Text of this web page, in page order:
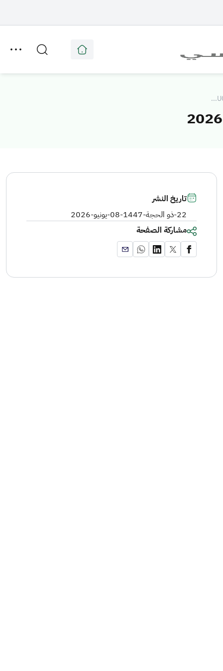
تاريخ النشر
22-ذو الحجة-1447
-08-يونيو-2026
مشاركة الصفحة